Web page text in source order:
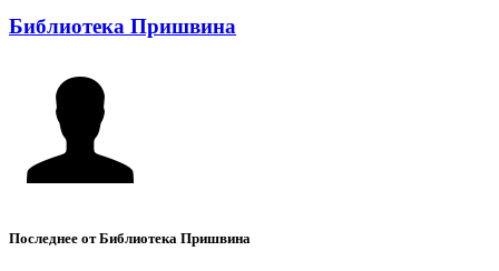
Библиотека Пришвина
Последнее от Библиотека Пришвина